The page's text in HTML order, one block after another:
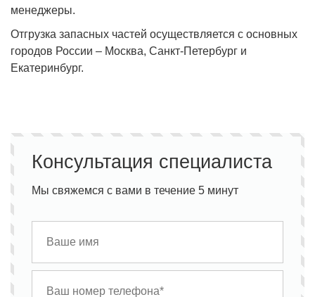
менеджеры.
Отгрузка запасных частей осуществляется с основных
городов России – Москва, Санкт-Петербург и
Екатеринбург.
Консультация специалиста
Мы свяжемся с вами в течение 5 минут